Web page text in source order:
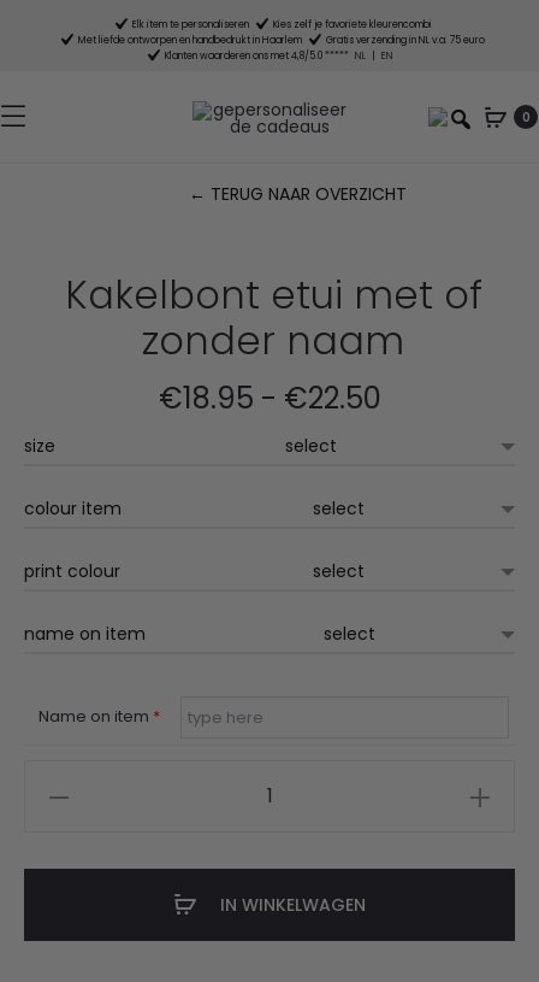
Elk item te personaliseren
Kies zelf je favoriete kleurencombi
Met liefde ontworpen en handbedrukt in Haarlem
Gratis verzending in NL v.a. 75 euro
Klanten waarderen ons met 4,8/5.0 ***** NL EN
0
← TERUG NAAR OVERZICHT
Kakelbont etui met of
zonder naam
€18.95 - €22.50
size
colour item
print colour
name on item
Name on item *
IN WINKELWAGEN